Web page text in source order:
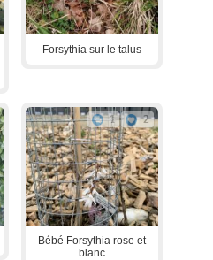
Forsythia sur le talus
1 2
Bébé Forsythia rose et
blanc